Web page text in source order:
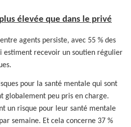
élevée que dans le privé
agents persiste, avec 55 % des
estiment recevoir un soutien régulier
pour la santé mentale qui sont
globalement peu pris en charge.
un risque pour leur santé mentale
semaine. Et cela concerne 37 %